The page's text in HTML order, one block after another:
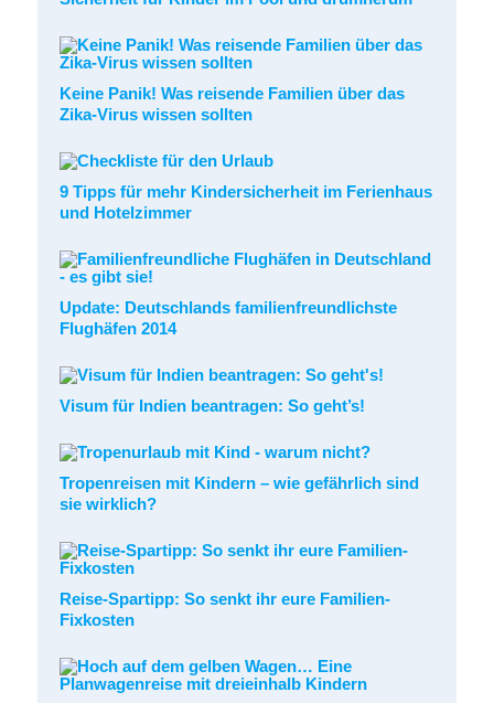
Keine Panik! Was reisende Familien über das
Zika-Virus wissen sollten
9 Tipps für mehr Kindersicherheit im Ferienhaus
und Hotelzimmer
Update: Deutschlands familienfreundlichste
Flughäfen 2014
Visum für Indien beantragen: So geht’s!
Tropenreisen mit Kindern – wie gefährlich sind
sie wirklich?
Reise-Spartipp: So senkt ihr eure Familien-
Fixkosten